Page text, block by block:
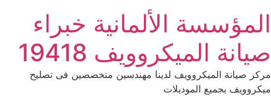
content
المؤسسة الألمانية خبراء
صيانة الميكروويف 19418
مركز صيانة الميكروويف لدينا مهندسين متخصصين فى تصليح
ميكروويف بجميع الموديلات